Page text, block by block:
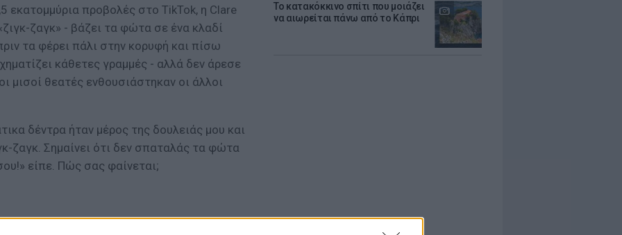
Το κατακόκκινο σπίτι που μοιάζει
να αιωρείται πάνω από το Κάπρι
εκατομμύρια προβολές στο TikTok, η Clare
ζαγκ» - βάζει τα φώτα σε ένα κλαδί
τα φέρει πάλι στην κορυφή και πίσω
κάθετες γραμμές - αλλά δεν άρεσε
μισοί θεατές ενθουσιάστηκαν οι άλλοι
δέντρα ήταν μέρος της δουλειάς μου και
ζαγκ. Σημαίνει ότι δεν σπαταλάς τα φώτα
είπε. Πώς σας φαίνεται;
times 🎄